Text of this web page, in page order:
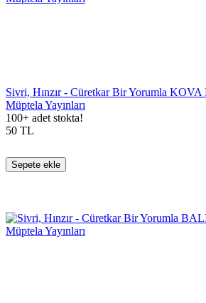
Sivri, Hınzır - Cüretkar Bir Yorumla
Müptela Yayınları
100+ adet stokta!
50 TL
Sepete ekle